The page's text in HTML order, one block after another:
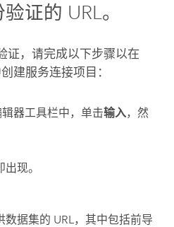
证的 URL。
证，请完成以下步骤以在
建服务连接项目：
器工具栏中，单击输入，然
现。
据集的 URL，其中包括前导